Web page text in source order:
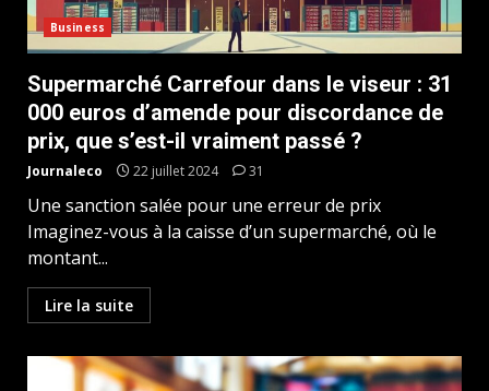
Business
Supermarché Carrefour dans le viseur : 31
000 euros d’amende pour discordance de
prix, que s’est-il vraiment passé ?
Journaleco 22 juillet 2024 31
Une sanction salée pour une erreur de prix
Imaginez-vous à la caisse d’un supermarché, où le
montant...
Lire la suite